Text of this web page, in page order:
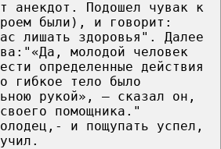
анекдот. Подошел чувак к
были), и говорит:
лишать здоровья". Далее
молодой человек
определенные действия
гибкое тело было
рукой», – сказал он,
помощника."
и пощупать успел,